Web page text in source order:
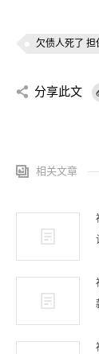
欠债人死了 担
分享此文
相关文章